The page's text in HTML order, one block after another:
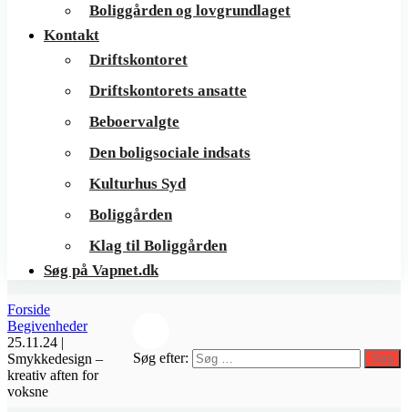
Boliggården og lovgrundlaget
Kontakt
Driftskontoret
Driftskontorets ansatte
Beboervalgte
Den boligsociale indsats
Kulturhus Syd
Boliggården
Klag til Boliggården
Søg på Vapnet.dk
Søg efter: Søg
Forside
Begivenheder
25.11.24 |
Smykkedesign –
kreativ aften for
voksne